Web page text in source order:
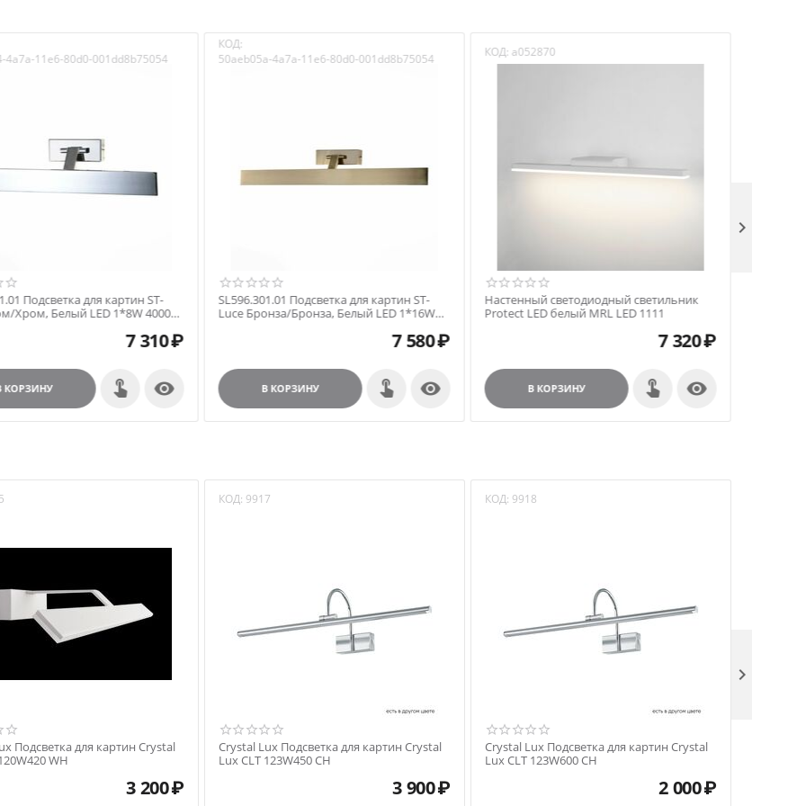
4a7a-11e6-80d0-001dd8b75054
Подсветка для картин ST-
Хром, Белый LED 1*8W 4000K
7 310₽
КОРЗИНУ 
КОД:
50aeb05a-4a7a-11e6-80d0-001dd8b75054
SL596.301.01 Подсветка для картин ST-
Luce Бронза/Бронза, Белый LED 1*16W
7 580₽
В КОРЗИНУ 
КОД: a052870
Настенный светодиодный светильник
Protect LED белый MRL LED 1111
7 320₽
В КОРЗИНУ 

Подсветка для картин Crystal
WH
3 200₽
КОД: 9917
Crystal Lux Подсветка для картин Crystal
Lux CLT 123W450 CH
3 900₽
КОД: 9918
Crystal Lux Подсветка для картин Crystal
Lux CLT 123W600 CH
2 000₽
